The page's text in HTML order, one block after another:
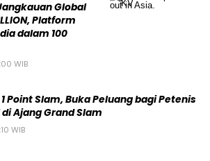
Global
Platform
dalam 100
WIB
Point Slam, Buka Peluang bagi Petenis
Ajang Grand Slam
WIB